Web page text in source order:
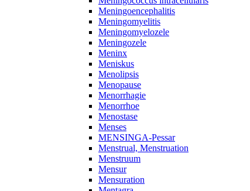
Meningoencephalitis
Meningomyelitis
Meningomyelozele
Meningozele
Meninx
Meniskus
Menolipsis
Menopause
Menorrhagie
Menorrhoe
Menostase
Menses
MENSINGA-Pessar
Menstrual, Menstruation
Menstruum
Mensur
Mensuration